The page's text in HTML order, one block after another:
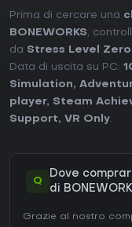
Prima di cercare una
BONEWORKS,
da Stress Level Zero
Data di uscita su PC:
Simulation,
player, Steam
Support, VR Only.
Q
Dove
di
Grazie al nostro